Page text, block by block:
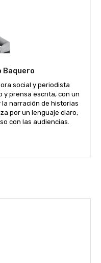
social y periodista
y prensa escrita, con un
narración de historias
por un lenguaje claro,
con las audiencias.